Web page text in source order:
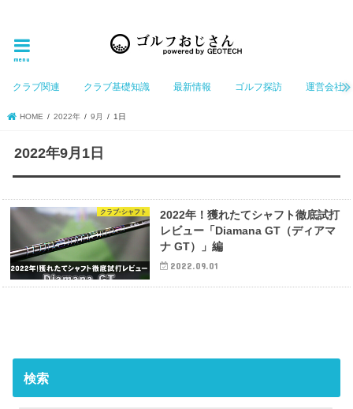
menu
クラブ関連 クラブ基礎知識 最新情報 ゴルフ探訪 運営会社
HOME 2022年 9月 1日
2022年9月1日
クラブ-シャフト
2022年！獲れたてシャフト徹底試打
レビュー「Diamana GT（ディアマ
ナ GT）」編
2022.09.01
検索